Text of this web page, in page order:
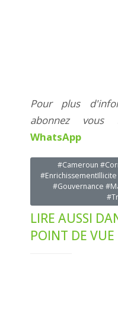
Pour plus
abonnez
WhatsApp
#Cameroun
#Gouvernance
LIRE AUSSI
POINT DE VUE